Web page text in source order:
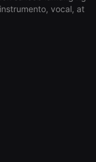
vocal, at